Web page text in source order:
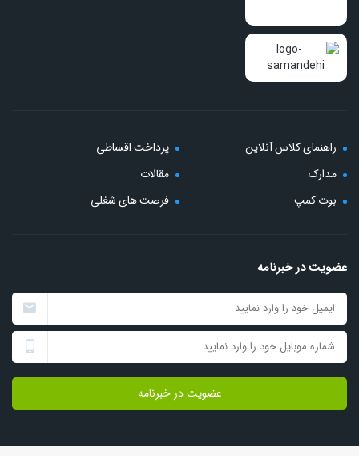
راهنمای کلاس آنلاین
پرداخت اقساطی
مدارک
مقالات
بوت کمپ
فرصت های شغلی
عضویت در خبرنامه
عضویت در خبرنامه